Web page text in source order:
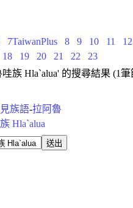
7TaiwanPlus 8 9 10 11
18 19 20 21 22
23
族 Hla`alua' 的搜尋結果 (1
族語-拉阿魯
Hla`alua